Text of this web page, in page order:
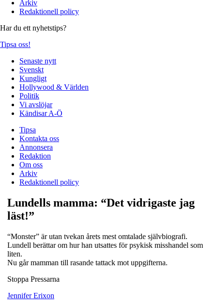
Arkiv
Redaktionell policy
Har du ett nyhetstips?
Tipsa oss!
Senaste nytt
Svenskt
Kungligt
Hollywood & Världen
Politik
Vi avslöjar
Kändisar A-Ö
Tipsa
Kontakta oss
Annonsera
Redaktion
Om oss
Arkiv
Redaktionell policy
Lundells mamma: “Det vidrigaste jag
läst!”
“Monster” är utan tvekan årets mest omtalade självbiografi.
Lundell berättar om hur han utsattes för psykisk misshandel som
liten.
Nu går mamman till rasande tattack mot uppgifterna.
Stoppa Pressarna
Jennifer Erixon